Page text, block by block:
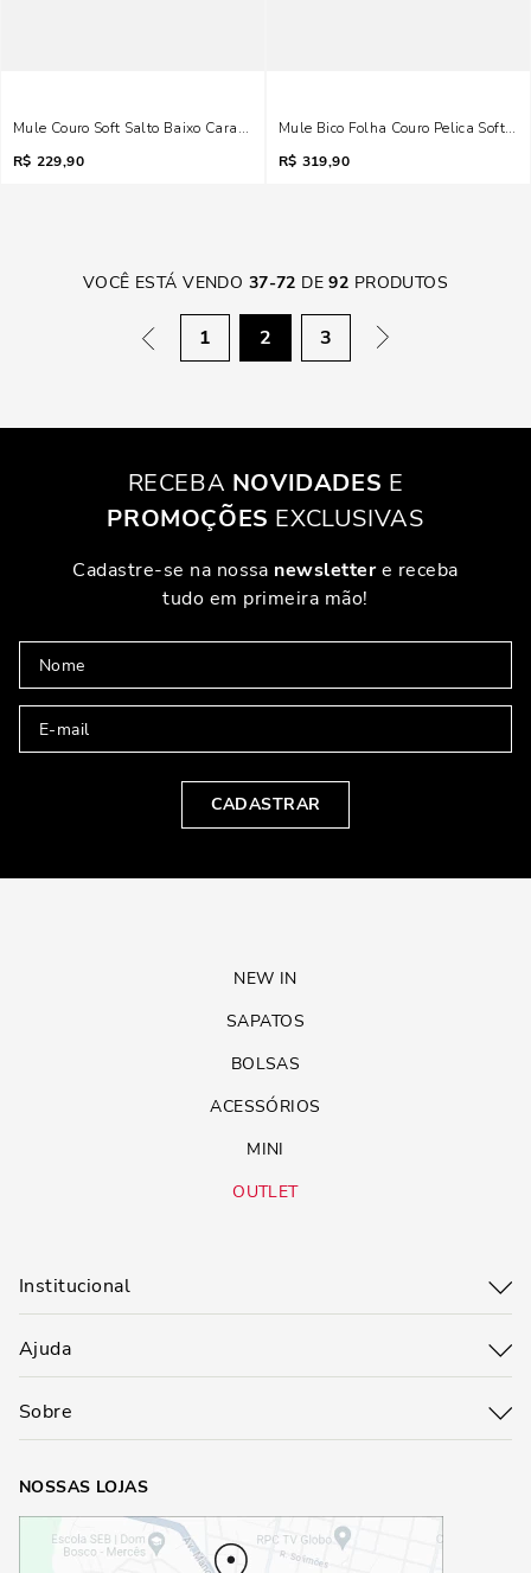
Mule Couro Soft Salto Baixo Caramelo
R$ 229,90
Mule Bico Folha Couro Pelica Soft
R$ 319,90
VOCÊ ESTÁ VENDO 37-72 DE92 PRODUTOS
1 2 3
RECEBA NOVIDADES E
PROMOÇÕES EXCLUSIVAS
Cadastre-se na nossa newslettere receba
tudo em primeira mão!
CADASTRAR
NEW IN
SAPATOS
BOLSAS
ACESSÓRIOS
MINI
OUTLET
Institucional
Ajuda
Sobre
NOSSAS LOJAS